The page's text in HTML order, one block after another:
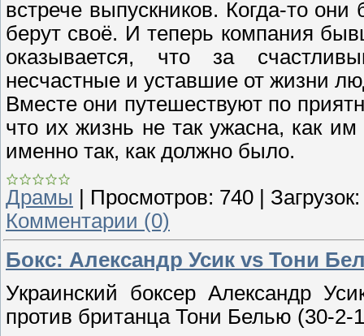
встрече выпускников. Когда-то
берут своё. И теперь компания
оказывается, что за
несчастные и уставшие от жизни
Вместе они путешествуют по
что их жизнь не так ужасна, как
именно так, как должно было.
Драмы Просмотров: 740
Загрузок:
Комментарии (0)
Бокс: Александр Усик vs Тони
Украинский боксер Александр
против британца Тони Белью (30-